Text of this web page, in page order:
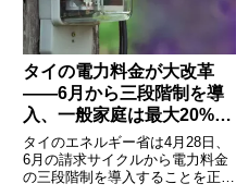
タイの電力料金が大改革
——6月から三段階制を導
入、一般家庭は最大20%の
値下げ
タイのエネルギー省は4月28日、
6月の請求サイクルから電力料金
の三段階制を導入することを正式